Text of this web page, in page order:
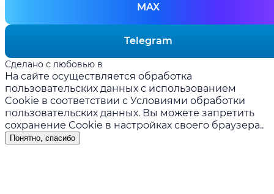
MAX
Telegram
Сделано с любовью в
На сайте осуществляется обработка
пользовательских данных с использованием
Cookie в соответствии с Условиями обработки
пользовательских данных. Вы можете запретить
сохранение Cookie в настройках своего браузера..
Понятно, спасибо